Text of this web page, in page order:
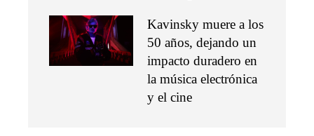
Kavinsky muere a los
50 años, dejando un
impacto duradero en
la música electrónica
y el cine